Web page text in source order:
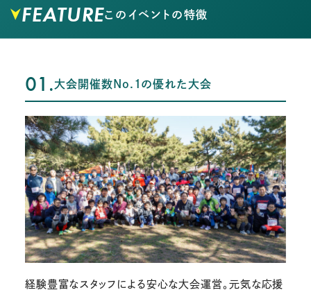
FEATUREこのイベントの特徴
01.大会開催数No.1の優れた大会
経験豊富なスタッフによる安心な大会運営。元気な応援